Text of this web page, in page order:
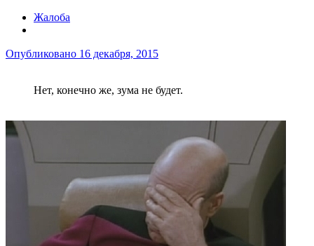
Жалоба
Опубликовано 16 декабря, 2015
Нет, конечно же, зума не будет.